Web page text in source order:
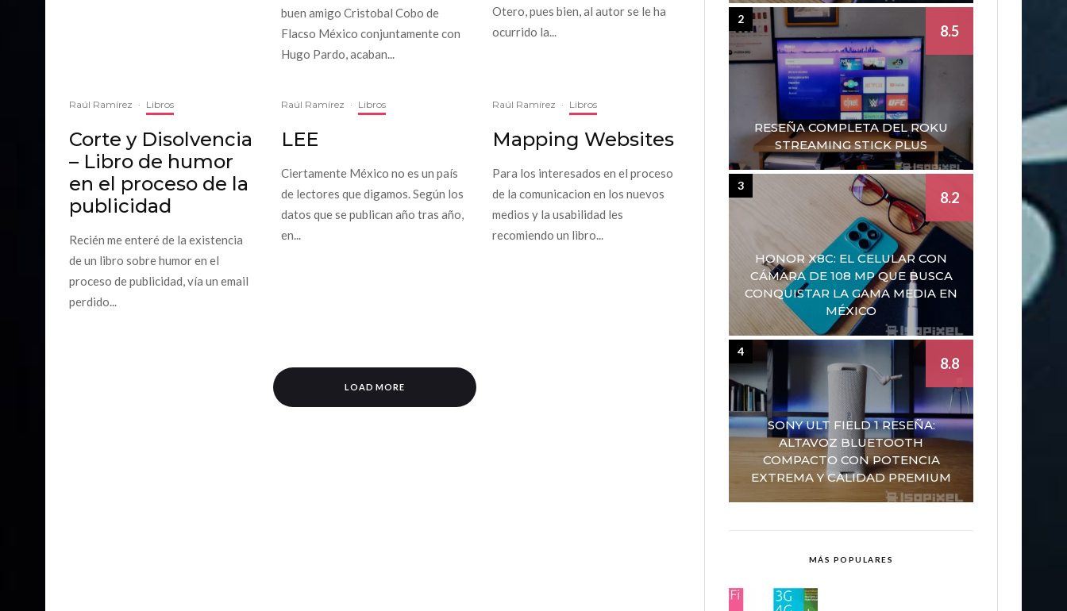
buen amigo Cristobal Cobo de
Flacso México conjuntamente con
Hugo Pardo, acaban...
Otero, pues bien, al autor se le ha
ocurrido la...
Raúl Ramírez · Libros
Corte y Disolvencia
– Libro de humor
en el proceso de la
publicidad
Recién me enteré de la existencia
de un libro sobre humor en el
proceso de publicidad, vía un email
perdido...
Raúl Ramírez · Libros
LEE
Ciertamente México no es un país
de lectores que digamos. Según los
datos que se publican año tras año,
en...
Raúl Ramírez · Libros
Mapping Websites
Para los interesados en el proceso
de la comunicacion en los nuevos
medios y la usabilidad les
recomiendo un libro...
LOAD MORE
RESEÑA COMPLETA DEL ROKU
STREAMING STICK PLUS
8.5
2
HONOR X8C: EL CELULAR CON
CÁMARA DE 108 MP QUE BUSCA
CONQUISTAR LA GAMA MEDIA EN
MÉXICO
8.2
3
SONY ULT FIELD 1 RESEÑA:
ALTAVOZ BLUETOOTH
COMPACTO CON POTENCIA
EXTREMA Y CALIDAD PREMIUM
8.8
4
MÁS POPULARES